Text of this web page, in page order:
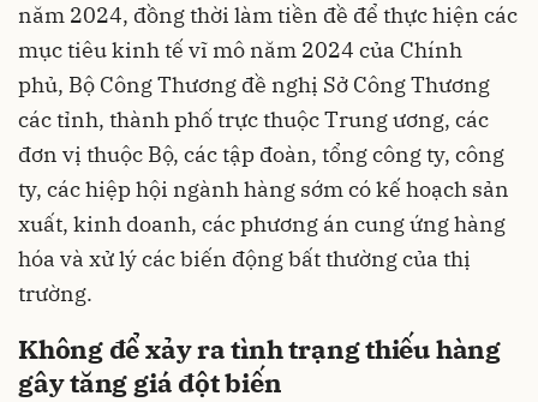
năm 2024, đồng thời làm tiền đề để thực hiện các
mục tiêu kinh tế vĩ mô năm 2024 của Chính
phủ, Bộ Công Thương đề nghị Sở Công Thương
các tỉnh, thành phố trực thuộc Trung ương, các
đơn vị thuộc Bộ, các tập đoàn, tổng công ty, công
ty, các hiệp hội ngành hàng sớm có kế hoạch sản
xuất, kinh doanh, các phương án cung ứng hàng
hóa và xử lý các biến động bất thường của thị
trường.
Không để xảy ra tình trạng thiếu hàng
gây tăng giá đột biến